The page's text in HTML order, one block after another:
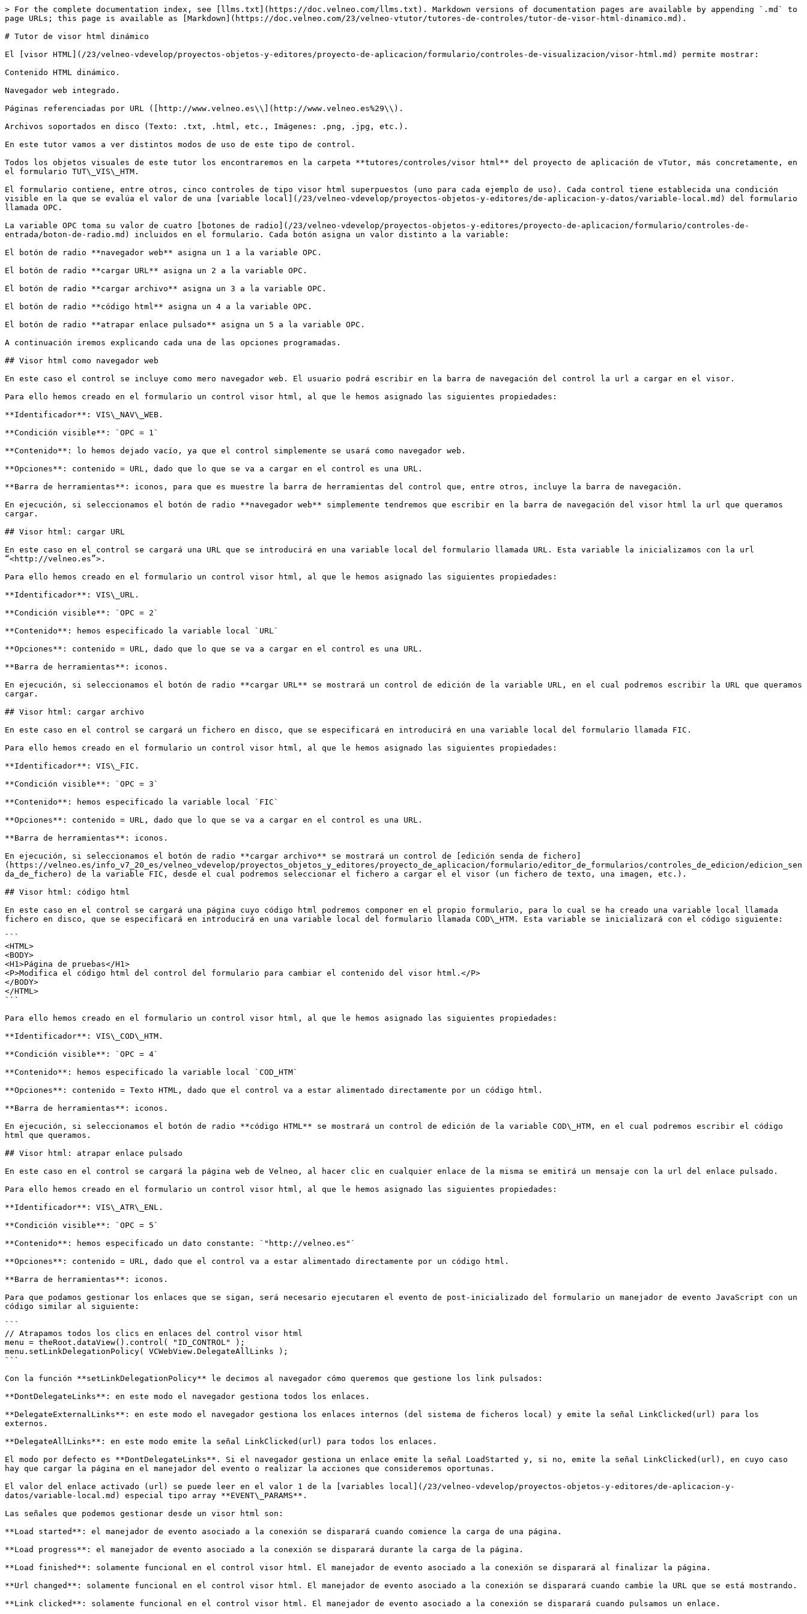
> For the complete documentation index, see [llms.txt](https://doc.velneo.com/llms.txt). Markdown versions of documentation pages are available by appending `.md` to
page URLs; this page is available as [Markdown](https://doc.velneo.com/23/velneo-vtutor/tutores-de-controles/tutor-de-visor-html-dinamico.md).
# Tutor de visor html dinámico
El [visor HTML](/23/velneo-vdevelop/proyectos-objetos-y-editores/proyecto-de-aplicacion/formulario/controles-de-visualizacion/visor-html.md) permite mostrar:
Contenido HTML dinámico.
Navegador web integrado.
Páginas referenciadas por URL ([http://www.velneo.es\\](http://www.velneo.es%29\\).
Archivos soportados en disco (Texto: .txt, .html, etc., Imágenes: .png, .jpg, etc.).
En este tutor vamos a ver distintos modos de uso de este tipo de control.
Todos los objetos visuales de este tutor los encontraremos en la carpeta **tutores/controles/visor html** del proyecto de aplicación de vTutor, más concretamente, en
el formulario TUT\_VIS\_HTM.
El formulario contiene, entre otros, cinco controles de tipo visor html superpuestos (uno para cada ejemplo de uso). Cada control tiene establecida una condición
visible en la que se evalúa el valor de una [variable local](/23/velneo-vdevelop/proyectos-objetos-y-editores/de-aplicacion-y-datos/variable-local.md) del formulario
llamada OPC.
La variable OPC toma su valor de cuatro [botones de radio](/23/velneo-vdevelop/proyectos-objetos-y-editores/proyecto-de-aplicacion/formulario/controles-de-
entrada/boton-de-radio.md) incluidos en el formulario. Cada botón asigna un valor distinto a la variable:
El botón de radio **navegador web** asigna un 1 a la variable OPC.
El botón de radio **cargar URL** asigna un 2 a la variable OPC.
El botón de radio **cargar archivo** asigna un 3 a la variable OPC.
El botón de radio **código html** asigna un 4 a la variable OPC.
El botón de radio **atrapar enlace pulsado** asigna un 5 a la variable OPC.
A continuación iremos explicando cada una de las opciones programadas.
## Visor html como navegador web
En este caso el control se incluye como mero navegador web. El usuario podrá escribir en la barra de navegación del control la url a cargar en el visor.
Para ello hemos creado en el formulario un control visor html, al que le hemos asignado las siguientes propiedades:
**Identificador**: VIS\_NAV\_WEB.
**Condición visible**: `OPC = 1`
**Contenido**: lo hemos dejado vacío, ya que el control simplemente se usará como navegador web.
**Opciones**: contenido = URL, dado que lo que se va a cargar en el control es una URL.
**Barra de herramientas**: iconos, para que es muestre la barra de herramientas del control que, entre otros, incluye la barra de navegación.
En ejecución, si seleccionamos el botón de radio **navegador web** simplemente tendremos que escribir en la barra de navegación del visor html la url que queramos
cargar.
## Visor html: cargar URL
En este caso en el control se cargará una URL que se introducirá en una variable local del formulario llamada URL. Esta variable la inicializamos con la url
“<http://velneo.es”>.
Para ello hemos creado en el formulario un control visor html, al que le hemos asignado las siguientes propiedades:
**Identificador**: VIS\_URL.
**Condición visible**: `OPC = 2`
**Contenido**: hemos especificado la variable local `URL`
**Opciones**: contenido = URL, dado que lo que se va a cargar en el control es una URL.
**Barra de herramientas**: iconos.
En ejecución, si seleccionamos el botón de radio **cargar URL** se mostrará un control de edición de la variable URL, en el cual podremos escribir la URL que queramos
cargar.
## Visor html: cargar archivo
En este caso en el control se cargará un fichero en disco, que se especificará en introducirá en una variable local del formulario llamada FIC.
Para ello hemos creado en el formulario un control visor html, al que le hemos asignado las siguientes propiedades:
**Identificador**: VIS\_FIC.
**Condición visible**: `OPC = 3`
**Contenido**: hemos especificado la variable local `FIC`
**Opciones**: contenido = URL, dado que lo que se va a cargar en el control es una URL.
**Barra de herramientas**: iconos.
En ejecución, si seleccionamos el botón de radio **cargar archivo** se mostrará un control de [edición senda de fichero]
(https://velneo.es/info_v7_20_es/velneo_vdevelop/proyectos_objetos_y_editores/proyecto_de_aplicacion/formulario/editor_de_formularios/controles_de_edicion/edicion_sen
da_de_fichero) de la variable FIC, desde el cual podremos seleccionar el fichero a cargar el el visor (un fichero de texto, una imagen, etc.).
## Visor html: código html
En este caso en el control se cargará una página cuyo código html podremos componer en el propio formulario, para lo cual se ha creado una variable local llamada
fichero en disco, que se especificará en introducirá en una variable local del formulario llamada COD\_HTM. Esta variable se inicializará con el código siguiente:
```
<HTML>
<BODY>
<H1>Página de pruebas</H1>
<P>Modifica el código html del control del formulario para cambiar el contenido del visor html.</P>
</BODY>
</HTML>
```
Para ello hemos creado en el formulario un control visor html, al que le hemos asignado las siguientes propiedades:
**Identificador**: VIS\_COD\_HTM.
**Condición visible**: `OPC = 4`
**Contenido**: hemos especificado la variable local `COD_HTM`
**Opciones**: contenido = Texto HTML, dado que el control va a estar alimentado directamente por un código html.
**Barra de herramientas**: iconos.
En ejecución, si seleccionamos el botón de radio **código HTML** se mostrará un control de edición de la variable COD\_HTM, en el cual podremos escribir el código
html que queramos.
## Visor html: atrapar enlace pulsado
En este caso en el control se cargará la página web de Velneo, al hacer clic en cualquier enlace de la misma se emitirá un mensaje con la url del enlace pulsado.
Para ello hemos creado en el formulario un control visor html, al que le hemos asignado las siguientes propiedades:
**Identificador**: VIS\_ATR\_ENL.
**Condición visible**: `OPC = 5`
**Contenido**: hemos especificado un dato constante: `"http://velneo.es"`
**Opciones**: contenido = URL, dado que el control va a estar alimentado directamente por un código html.
**Barra de herramientas**: iconos.
Para que podamos gestionar los enlaces que se sigan, será necesario ejecutaren el evento de post-inicializado del formulario un manejador de evento JavaScript con un
código similar al siguiente:
```
// Atrapamos todos los clics en enlaces del control visor html
menu = theRoot.dataView().control( "ID_CONTROL" );
menu.setLinkDelegationPolicy( VCWebView.DelegateAllLinks );
```
Con la función **setLinkDelegationPolicy** le decimos al navegador cómo queremos que gestione los link pulsados:
**DontDelegateLinks**: en este modo el navegador gestiona todos los enlaces.
**DelegateExternalLinks**: en este modo el navegador gestiona los enlaces internos (del sistema de ficheros local) y emite la señal LinkClicked(url) para los
externos.
**DelegateAllLinks**: en este modo emite la señal LinkClicked(url) para todos los enlaces.
El modo por defecto es **DontDelegateLinks**. Si el navegador gestiona un enlace emite la señal LoadStarted y, si no, emite la señal LinkClicked(url), en cuyo caso
hay que cargar la página en el manejador del evento o realizar la acciones que consideremos oportunas.
El valor del enlace activado (url) se puede leer en el valor 1 de la [variables local](/23/velneo-vdevelop/proyectos-objetos-y-editores/de-aplicacion-y-
datos/variable-local.md) especial tipo array **EVENT\_PARAMS**.
Las señales que podemos gestionar desde un visor html son:
**Load started**: el manejador de evento asociado a la conexión se disparará cuando comience la carga de una página.
**Load progress**: el manejador de evento asociado a la conexión se disparará durante la carga de la página.
**Load finished**: solamente funcional en el control visor html. El manejador de evento asociado a la conexión se disparará al finalizar la página.
**Url changed**: solamente funcional en el control visor html. El manejador de evento asociado a la conexión se disparará cuando cambie la URL que se está mostrando.
**Link clicked**: solamente funcional en el control visor html. El manejador de evento asociado a la conexión se disparará cuando pulsamos un enlace.